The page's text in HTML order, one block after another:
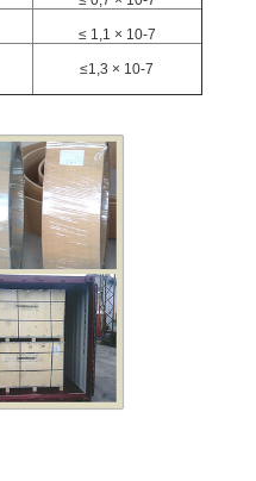
≤ 1,1 × 10-7
≤1,3 × 10-7